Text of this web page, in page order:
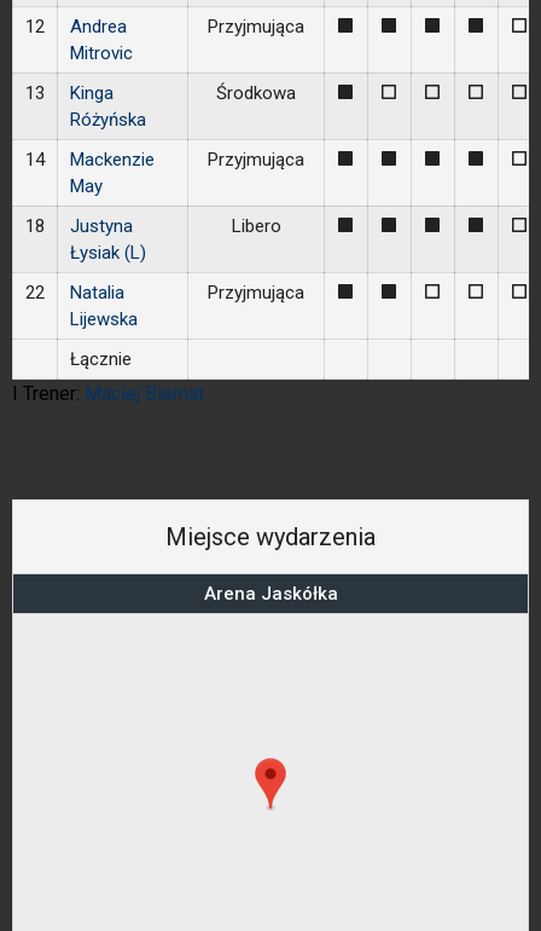
12
Andrea
Mitrovic
Przyjmująca 0
13
Kinga
Różyńska
Środkowa 0 0 0 0
14
Mackenzie
May
Przyjmująca 0
18
Justyna
Łysiak (L)
Libero 0
22
Natalia
Lijewska
Przyjmująca 0 0 0
Łącznie
I Trener: Maciej Biernat
Miejsce wydarzenia
Arena Jaskółka